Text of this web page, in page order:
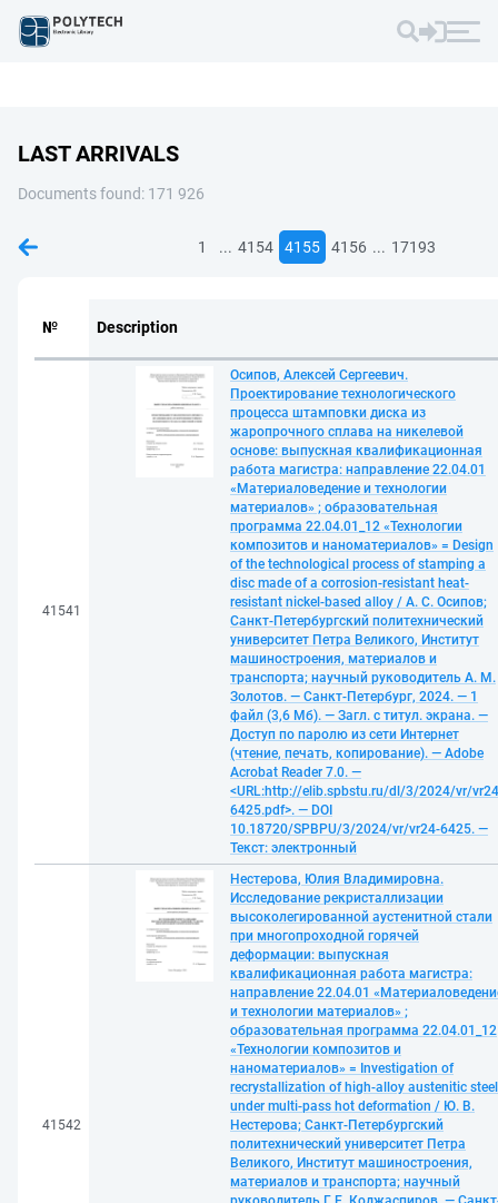
LAST ARRIVALS
Documents found: 171 926
1 ... 4154 4155 4156 ... 17193
№ Description
41541
Осипов, Алексей Сергеевич.
Проектирование технологического
процесса штамповки диска из
жаропрочного сплава на никелевой
основе: выпускная квалификационная
работа магистра: направление 22.04.01
«Материаловедение и технологии
материалов» ; образовательная
программа 22.04.01_12 «Технологии
композитов и наноматериалов» = Design
of the technological process of stamping a
disc made of a corrosion-resistant heat-
resistant nickel-based alloy / А. С. Осипов;
Санкт-Петербургский политехнический
университет Петра Великого, Институт
машиностроения, материалов и
транспорта; научный руководитель А. М.
Золотов. — Санкт-Петербург, 2024. — 1
файл (3,6 Мб). — Загл. с титул. экрана. —
Доступ по паролю из сети Интернет
(чтение, печать, копирование). — Adobe
Acrobat Reader 7.0. —
<URL:http://elib.spbstu.ru/dl/3/2024/vr/
6425.pdf>. — DOI
10.18720/SPBPU/3/2024/vr/vr24-6425. —
Текст: электронный
41542
Нестерова, Юлия Владимировна.
Исследование рекристаллизации
высоколегированной аустенитной стали
при многопроходной горячей
деформации: выпускная
квалификационная работа магистра:
направление 22.04.01
и технологии материалов» ;
образовательная программа 22.04.01_12
«Технологии композитов и
наноматериалов» = Investigation of
recrystallization of high-alloy austenitic steel
under multi-pass hot deformation / Ю. В.
Нестерова; Санкт-Петербургский
политехнический университет Петра
Великого, Институт машиностроения,
материалов и транспорта; научный